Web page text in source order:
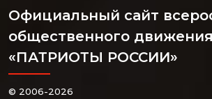
Официальный сайт
общественного движения
«ПАТРИОТЫ РОССИИ»
© 2006-2026